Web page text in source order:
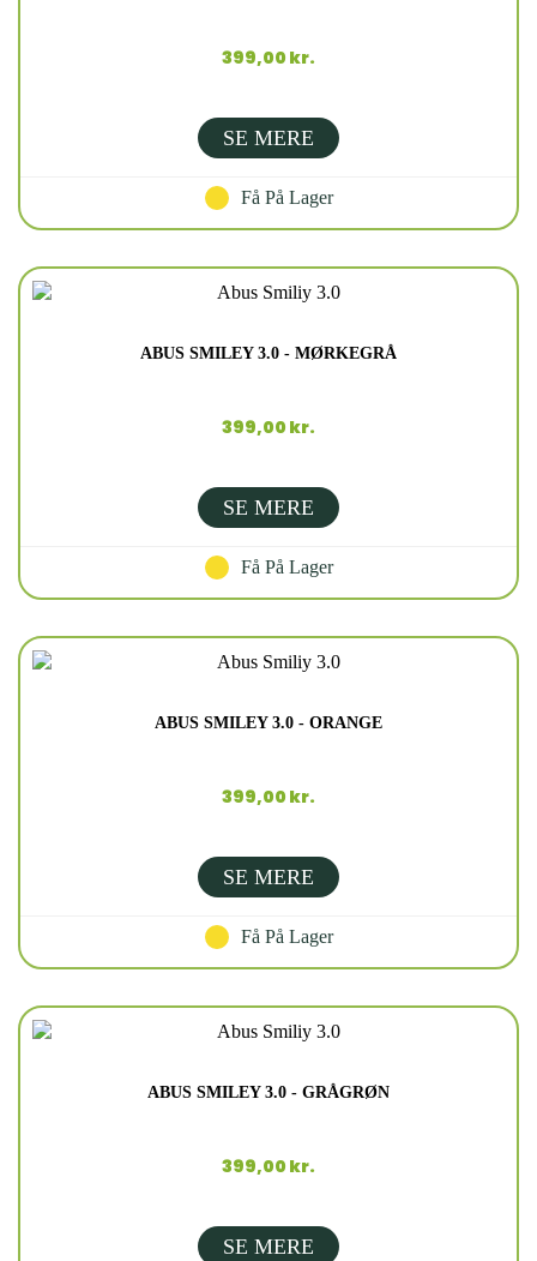
399,00 kr.
SE MERE
Få På Lager
ABUS SMILEY 3.0 - MØRKEGRÅ
399,00 kr.
SE MERE
Få På Lager
ABUS SMILEY 3.0 - ORANGE
399,00 kr.
SE MERE
Få På Lager
ABUS SMILEY 3.0 - GRÅGRØN
399,00 kr.
SE MERE